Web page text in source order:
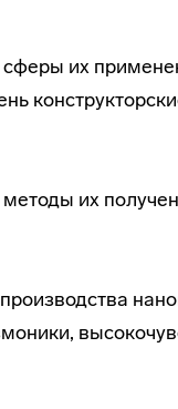
их
их